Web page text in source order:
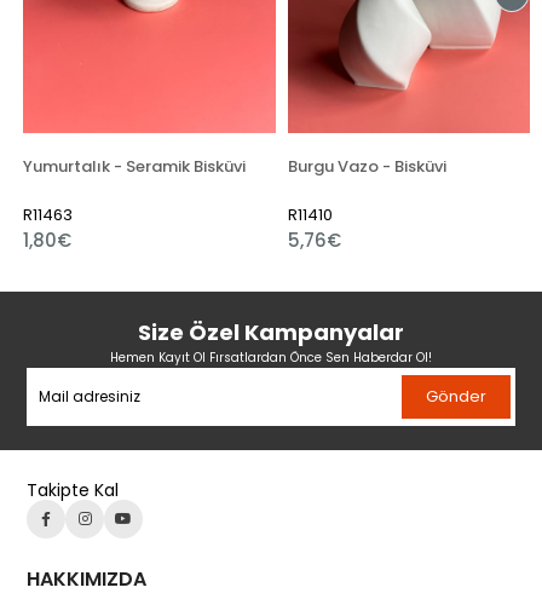
Yumurtalık - Seramik Bisküvi
R11463
1,80€
Burgu Vazo - Bisküvi
R11410
5,76€
Size Özel Kampanyalar
Hemen Kayıt Ol Fırsatlardan Önce Sen Haberdar Ol!
Gönder
Takipte Kal
HAKKIMIZDA